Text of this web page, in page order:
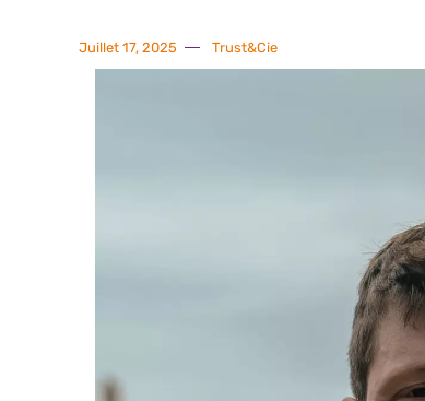
Juillet 17, 2025 Trust&Cie